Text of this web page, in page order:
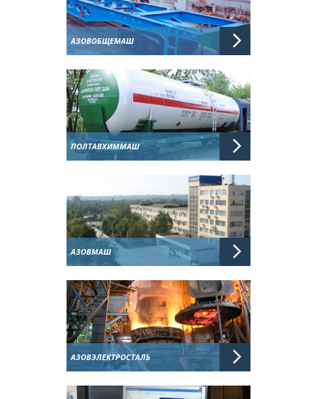
АЗОВОБЩЕМАШ
ПОЛТАВХИММАШ
АЗОВМАШ
АЗОВЭЛЕКТРОСТАЛЬ